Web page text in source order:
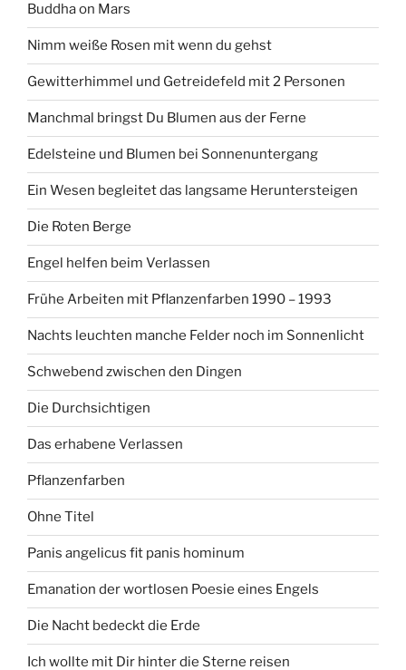
Buddha on Mars
Nimm weiße Rosen mit wenn du gehst
Gewitterhimmel und Getreidefeld mit 2 Personen
Manchmal bringst Du Blumen aus der Ferne
Edelsteine und Blumen bei Sonnenuntergang
Ein Wesen begleitet das langsame Heruntersteigen
Die Roten Berge
Engel helfen beim Verlassen
Frühe Arbeiten mit Pflanzenfarben 1990 – 1993
Nachts leuchten manche Felder noch im Sonnenlicht
Schwebend zwischen den Dingen
Die Durchsichtigen
Das erhabene Verlassen
Pflanzenfarben
Ohne Titel
Panis angelicus fit panis hominum
Emanation der wortlosen Poesie eines Engels
Die Nacht bedeckt die Erde
Ich wollte mit Dir hinter die Sterne reisen